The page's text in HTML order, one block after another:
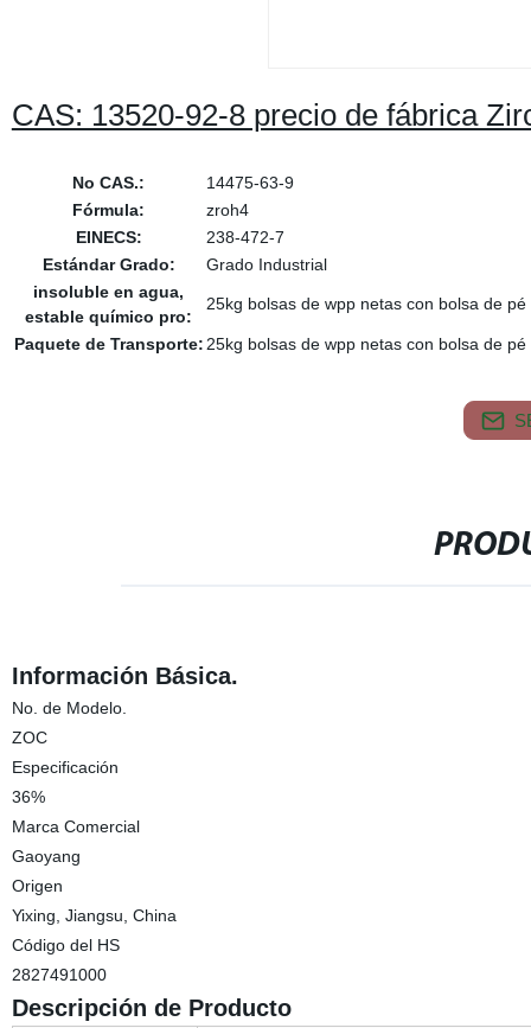
CAS: 13520-92-8 precio de fábrica
No CAS.:
14475-63-9
Fórmula:
zroh4
EINECS:
238-472-7
Estándar Grado:
Grado Industrial
insoluble en agua,
estable químico pro:
25kg bolsas de wpp netas con bolsa de pé
Paquete de Transporte: 25kg bolsas de wpp netas con bolsa de pé
Información Básica.
No. de Modelo.
ZOC
Especificación
36%
Marca Comercial
Gaoyang
Origen
Yixing, Jiangsu, China
Código del HS
2827491000
Descripción de Producto